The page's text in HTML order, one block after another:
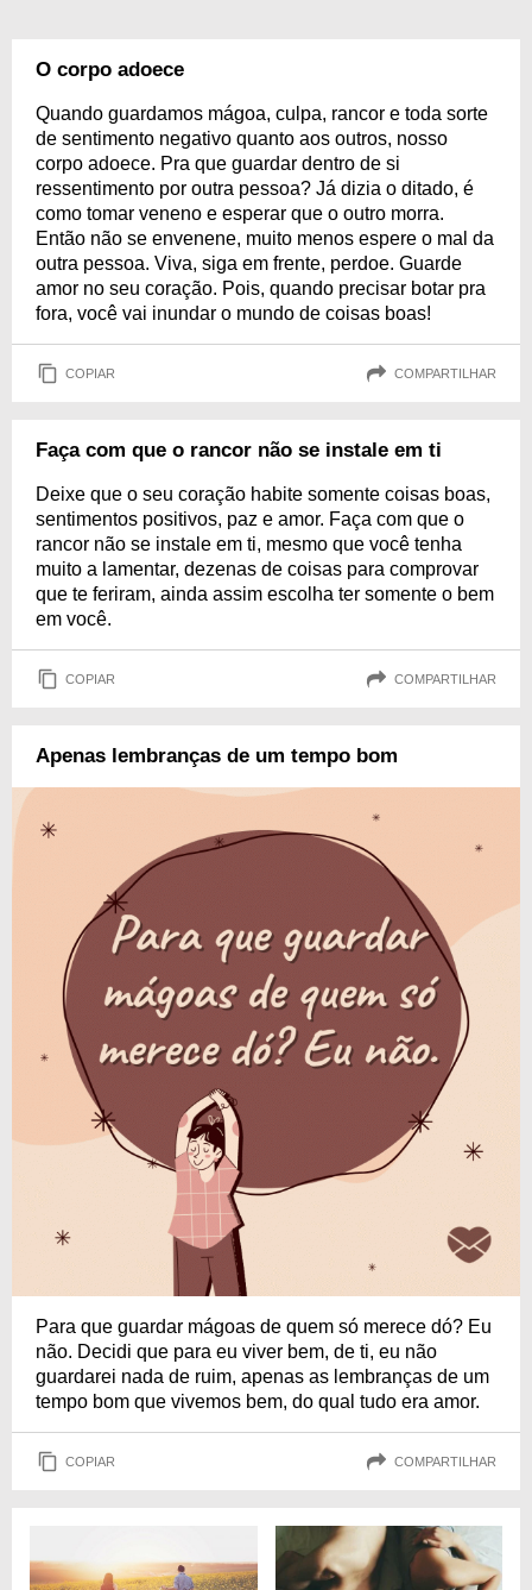
O corpo adoece
Quando guardamos mágoa, culpa, rancor e toda sorte
de sentimento negativo quanto aos outros, nosso
corpo adoece. Pra que guardar dentro de si
ressentimento por outra pessoa? Já dizia o ditado, é
como tomar veneno e esperar que o outro morra.
Então não se envenene, muito menos espere o mal da
outra pessoa. Viva, siga em frente, perdoe. Guarde
amor no seu coração. Pois, quando precisar botar pra
fora, você vai inundar o mundo de coisas boas!
COPIAR COMPARTILHAR
Faça com que o rancor não se instale em ti
Deixe que o seu coração habite somente coisas boas,
sentimentos positivos, paz e amor. Faça com que o
rancor não se instale em ti, mesmo que você tenha
muito a lamentar, dezenas de coisas para comprovar
que te feriram, ainda assim escolha ter somente o bem
em você.
COPIAR COMPARTILHAR
Apenas lembranças de um tempo bom
Para que guardar mágoas de quem só merece dó? Eu
não. Decidi que para eu viver bem, de ti, eu não
guardarei nada de ruim, apenas as lembranças de um
tempo bom que vivemos bem, do qual tudo era amor.
COPIAR COMPARTILHAR